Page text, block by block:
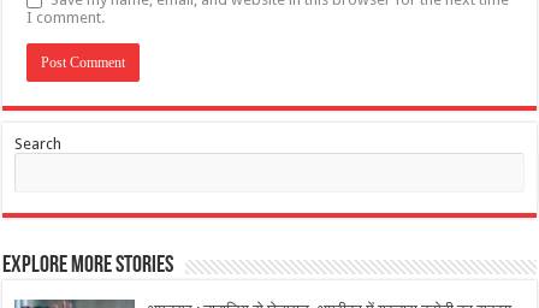
I comment.
Search
Explore More Stories